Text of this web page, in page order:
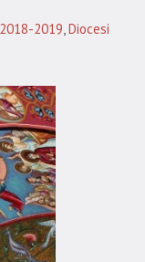
2019 Diocesi